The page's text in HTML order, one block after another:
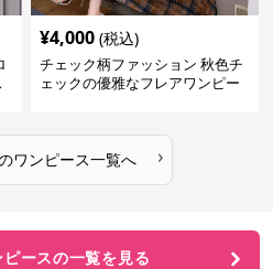
¥4,000 (税込)
チェック柄ファッション 秋色チ
ェックの優雅なフレアワンピー
ワンピース一覧へ ›
ースの一覧を見る